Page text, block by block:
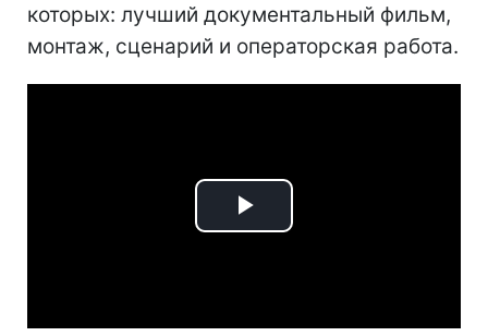
которых: лучший документальный фильм,
монтаж, сценарий и операторская работа.
Play